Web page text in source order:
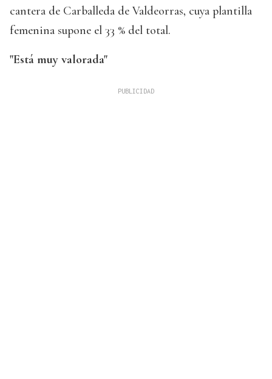
cantera de Carballeda de Valdeorras, cuya plantilla
femenina supone el 33 % del total.
"Está muy valorada"